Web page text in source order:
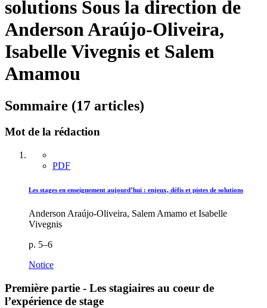
solutions Sous la direction de
Anderson Araújo-Oliveira,
Isabelle Vivegnis et Salem
Amamou
Sommaire (17 articles)
Mot de la rédaction
PDF
Les stages en enseignement aujourd’hui : enjeux, défis et pistes de solutions
Anderson Araújo-Oliveira, Salem Amamo et Isabelle
Vivegnis
p. 5–6
Notice
Première partie - Les stagiaires au coeur de
l’expérience de stage